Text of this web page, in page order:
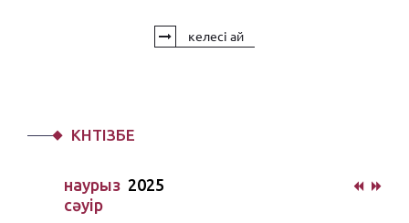
келесі ай
КҮНТІЗБЕ
наурыз 2025
сәуiр